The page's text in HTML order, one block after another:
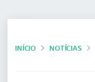
INÍCIO NOTÍCIAS